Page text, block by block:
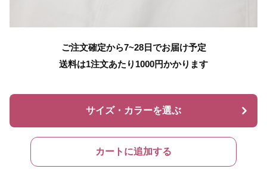
ご注文確定から7~28日でお届け予定
送料は1注文あたり 1000円かかります
サイズ・カラーを選ぶ
カートに追加する